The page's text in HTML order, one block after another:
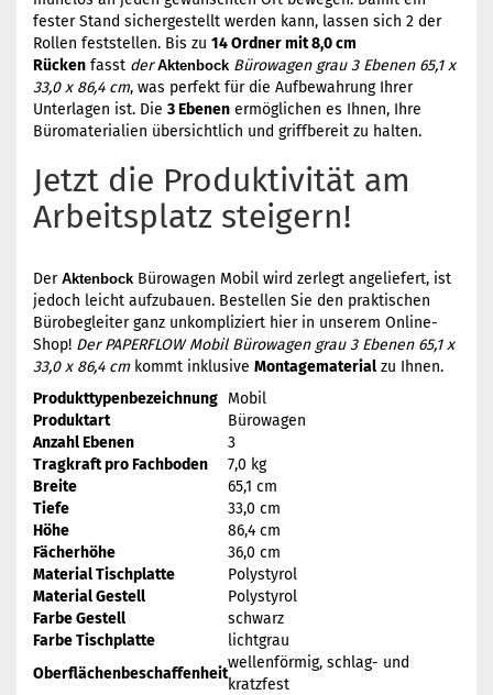
fester Stand sichergestellt werden kann, lassen sich 2 der
Rollen feststellen. Bis zu 14 Ordner mit 8,0 cm
Rücken fasst derAktenbock Bürowagen grau 3 Ebenen 65,1 x
33,0 x 86,4 cm, was perfekt für die Aufbewahrung Ihrer
Unterlagen ist. Die 3 Ebenen ermöglichen es Ihnen, Ihre
Büromaterialien übersichtlich und griffbereit zu halten.
Jetzt die Produktivität am
Arbeitsplatz steigern!
Der Aktenbock Bürowagen Mobil wird zerlegt angeliefert, ist
jedoch leicht aufzubauen. Bestellen Sie den praktischen
Bürobegleiter ganz unkompliziert hier in unserem Online-
Shop! Der PAPERFLOW Mobil Bürowagen grau 3 Ebenen 65,1 x
33,0 x 86,4 cm kommt inklusive Montagematerial zu Ihnen.
Produkttypenbezeichnung Mobil
Produktart
Bürowagen
Anzahl Ebenen
3
Tragkraft pro Fachboden
7,0 kg
Breite
65,1 cm
Tiefe
33,0 cm
Höhe
86,4 cm
Fächerhöhe
36,0 cm
Material Tischplatte
Polystyrol
Material Gestell
Polystyrol
Farbe Gestell
schwarz
Farbe Tischplatte
lichtgrau
Oberflächenbeschaffenheit
wellenförmig, schlag- und
kratzfest